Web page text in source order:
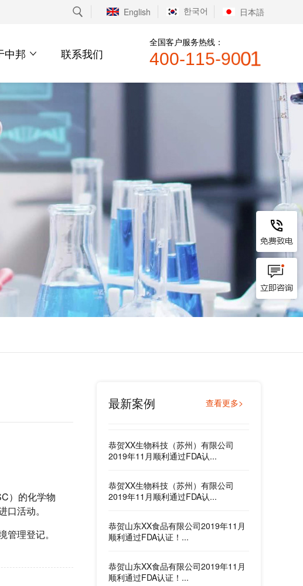
English 日本語
中邦 联系我们
全国客户服务热线：
400-115-9001
）的化学物
活动。
理登记。
最新案例 查看更多>
恭贺温州XX包装有限公司2020年顺利
通过欧盟CE认证...
恭贺临沂XX塑胶有限公司2020年顺利
通过欧盟CE认证...
恭贺临沂XX食品有限公司2019年12月
年12月顺利通过FDA认证...
恭贺河曲县XX生物科技有限公司2019
年12月顺利通过FDA认证...
恭贺江苏XX测控科技有限公司2019年
11月顺利通过FDA认证！...
恭贺江苏XX测控科技有限公司2019年
11月顺利通过FDA认证！...
恭贺XX生物科技（苏州）有限公司
恭贺XX生物科技（苏州）有限公司
2019年11月顺利通过FDA认...
恭贺山东XX食品有限公司2019年11月
顺利通过FDA认证！...
恭贺山东XX食品有限公司2019年11月
顺利通过FDA认证！...
恭贺青岛XX制品有限责任公司2019年
11月顺利通过FDA认证！...